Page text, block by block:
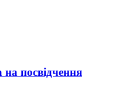
посвідчення